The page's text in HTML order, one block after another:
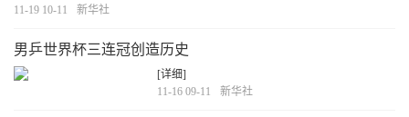
11-19 10-11
新华社
男乒世界杯三连冠创造历史
[详细]
11-16 09-11
新华社